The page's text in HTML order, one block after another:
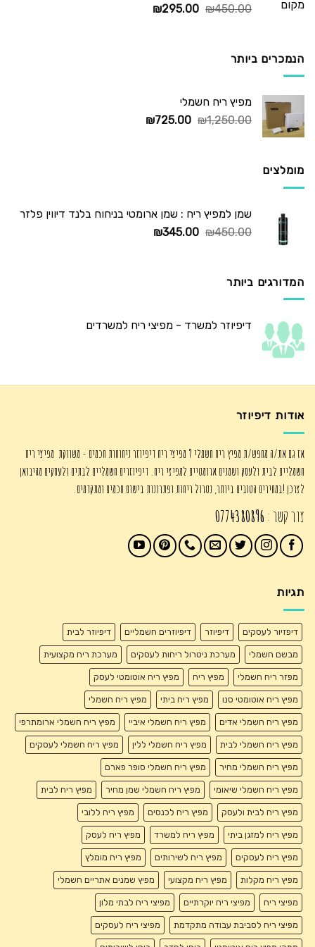
₪450.00
המחיר
₪295.00
המחיר
הנמכרים ביותר
מפיץ ריח חשמלי
₪1,250.00
המחיר
₪725.00
המחיר
מומלצים
שמן למפיץ ריח : שמן ארומטי בניחוח בלנד דיווין פלזר
₪450.00
המחיר
₪345.00
המחיר
המדורגים ביותר
דיפיוזר למשרד - מפיצי ריח למשרדים
אודות דיפיוזר
אז גם את/ה מחפש/ת מפיץ ריח חשמלי ? מפיצי ריח דיפיוזר ניחוחות חכמים - משווקת מפיצי ריח
חשמליים לבית ולעסק ושמנים ארומטיים למפיצי ריח. דיפיוזרים חשמליים לבתים ולעסקים מהיבואן
לצרכן !במחירים הטובים ביותר, נטרול ריחות ופתרונות בישום חכמים ומתקדמים.
צור קשר : 0774380896
תגיות
דיפזיור לעסקים דיפיוזר דיפיוזרים חשמליים דיפיוזר לבית
מבשם חשמלי מערכת ניטרול ריחות לעסקים מערכת ריח מקצועית
מפזר ריח חשמלי מפיץ ריח מפיץ ריח אוטומטי לעסק
מפיץ ריח אוטומטי סנו מפיץ ריח ביתי מפיץ ריח חשמלי
מפיץ ריח חשמלי אדים מפיץ ריח חשמלי איביי מפיץ ריח חשמלי ארומתרפי
מפיץ ריח חשמלי לבית מפיץ ריח חשמלי ללין מפיץ ריח חשמלי לעסקים
מפיץ ריח חשמלי מחיר מפיץ ריח חשמלי סופר פארם
מפיץ ריח חשמלי שיאומי מפיץ ריח חשמלי שמן מחיר מפיץ ריח לבית
מפיץ ריח לבית ולעסק מפיץ ריח לכנסים מפיץ ריח ללובי
מפיץ ריח למזגן ביתי מפיץ ריח למשרד מפיץ ריח לעסק
מפיץ ריח לעסקים מפיץ ריח לשירותים מפיץ ריח מומלץ
מפיץ ריח מקלות מפיץ ריח מקצועי מפיץ שמנים אתריים חשמלי
מפיצי ריח מפיצי ריח יוקרתיים מפיצי ריח לבתי מלון
מפיצי ריח לסביבת עבודה מתקדמת מפיצי ריח לעסקים